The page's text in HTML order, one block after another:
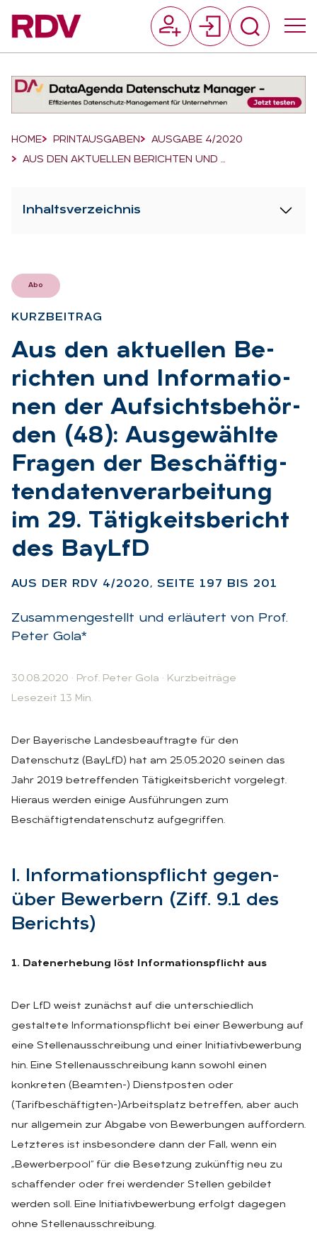
Breadcrumb-Navigation
HOME PRINTAUSGABEN
AUSGABE 4/2020
AUS DEN AKTUELLEN BERICHTEN UND …
Inhaltsverzeichnis
Abo
KURZ­BEI­TRAG
:
Aus den ak­tu­el­len Be­
rich­ten und In­for­ma­tio­
nen der Auf­sichts­be­hör­
den (48): Aus­ge­wähl­te
Fra­gen der Be­schäf­tig­
ten­da­ten­ver­ar­bei­tung
im 29. Tä­tig­keits­be­richt
des BayLfD
AUS DER RDV 4/2020, SEI­TE 197 BIS 201
Zusammengestellt und erläutert von Prof.
Peter Gola*
30.08.2020 · Prof. Peter Gola · Kurzbeiträge
Lesezeit 13 Min.
Der Bayerische Landesbeauftragte für den
Datenschutz (BayLfD) hat am 25.05.2020 seinen das
Jahr 2019 betreffenden Tätigkeitsbericht vorgelegt.
Hieraus werden einige Ausführungen zum
Beschäftigtendatenschutz aufgegriffen.
I. In­for­ma­ti­ons­pflicht ge­gen­
über Be­wer­bern (Ziff. 9.1 des
Be­richts)
1. Datenerhebung löst Informationspflicht aus
Der LfD weist zunächst auf die unterschiedlich
gestaltete Informationspflicht bei einer Bewerbung auf
eine Stellenausschreibung und einer Initiativbewerbung
hin. Eine Stellenausschreibung kann sowohl einen
konkreten (Beamten-) Dienstposten oder
(Tarifbeschäftigten-)Arbeitsplatz betreffen, aber auch
nur allgemein zur Abgabe von Bewerbungen auffordern.
Letzteres ist insbesondere dann der Fall, wenn ein
„Bewerberpool“ für die Besetzung zukünftig neu zu
schaffender oder frei werdender Stellen gebildet
werden soll. Eine Initiativbewerbung erfolgt dagegen
ohne Stellenausschreibung.